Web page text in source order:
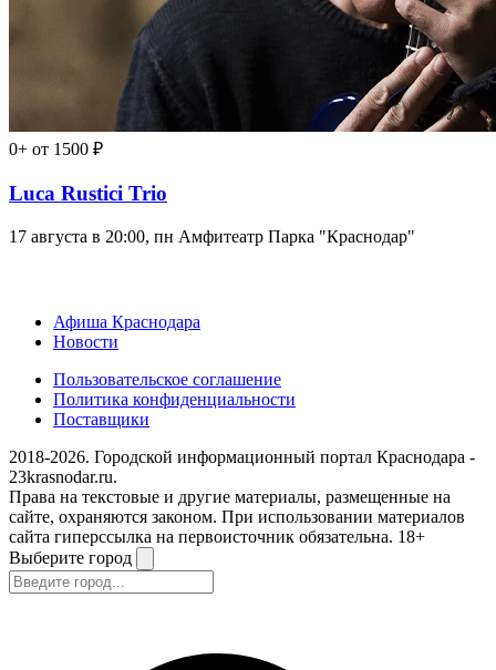
0+ от 1500 ₽
Luca Rustici Trio
17 августа в 20:00, пн Амфитеатр Парка "Краснодар"
Афиша Краснодара
Новости
Пользовательское соглашение
Политика конфиденциальности
Поставщики
2018-2026. Городской информационный портал Краснодара -
23krasnodar.ru.
Права на текстовые и другие материалы, размещенные на
сайте, охраняются законом. При использовании материалов
сайта гиперссылка на первоисточник обязательна. 18+
Выберите город